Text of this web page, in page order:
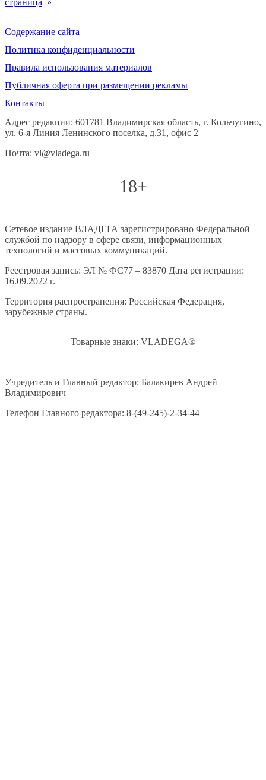
страница »
Содержание сайта
Политика конфиденциальности
Правила использования материалов
Публичная оферта при размещении рекламы
Контакты
Адрес редакции: 601781 Владимирская область, г. Кольчугино,
ул. 6-я Линия Ленинского поселка, д.31, офис 2
Почта: vl@vladega.ru
18+
Сетевое издание ВЛАДЕГА зарегистрировано Федеральной
службой по надзору в сфере связи, информационных
технологий и массовых коммуникаций.
Реестровая запись: ЭЛ № ФС77 – 83870 Дата регистрации:
16.09.2022 г.
Территория распространения: Российская Федерация,
зарубежные страны.
Товарные знаки: VLADEGA®
Учредитель и Главный редактор: Балакирев Андрей
Владимирович
Телефон Главного редактора: 8-(49-245)-2-34-44